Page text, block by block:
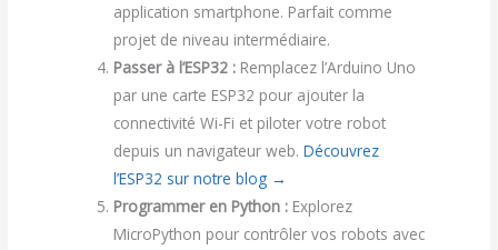
application smartphone. Parfait comme
projet de niveau intermédiaire.
Passer à l’ESP32 : Remplacez l’Arduino Uno
par une carte ESP32 pour ajouter la
connectivité Wi-Fi et piloter votre robot
depuis un navigateur web.Découvrez
l’ESP32 sur notre blog →
Programmer en Python : Explorez
MicroPython pour contrôler vos robots avec